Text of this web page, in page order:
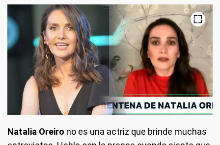
Natalia Oreiro no es una actriz que brinde muchas